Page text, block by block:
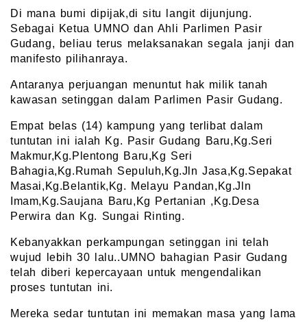
Di mana bumi dipijak,di situ langit dijunjung.
Sebagai Ketua UMNO dan Ahli Parlimen Pasir
Gudang, beliau terus melaksanakan segala janji dan
manifesto pilihanraya.
Antaranya perjuangan menuntut hak milik tanah
kawasan setinggan dalam Parlimen Pasir Gudang.
Empat belas (14) kampung yang terlibat dalam
tuntutan ini ialah Kg. Pasir Gudang Baru,Kg.Seri
Makmur,Kg.Plentong Baru,Kg Seri
Bahagia,Kg.Rumah Sepuluh,Kg.Jln Jasa,Kg.Sepakat
Masai,Kg.Belantik,Kg. Melayu Pandan,Kg.Jln
Imam,Kg.Saujana Baru,Kg Pertanian ,Kg.Desa
Perwira dan Kg. Sungai Rinting.
Kebanyakkan perkampungan setinggan ini telah
wujud lebih 30 lalu..UMNO bahagian Pasir Gudang
telah diberi kepercayaan untuk mengendalikan
proses tuntutan ini.
Mereka sedar tuntutan ini memakan masa yang lama